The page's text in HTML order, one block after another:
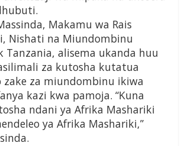
Makamu wa Rais
Nishati na Miundombinu
Tanzania, alisema ukanda huu
za kutosha kutatua
zake za miundombinu ikiwa
kazi kwa pamoja. “Kuna
ndani ya Afrika Mashariki
ya Afrika Mashariki,”